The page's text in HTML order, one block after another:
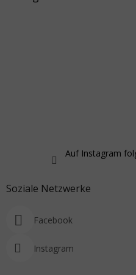
Auf Instagram
Soziale Netzwerke
Facebook
Instagram